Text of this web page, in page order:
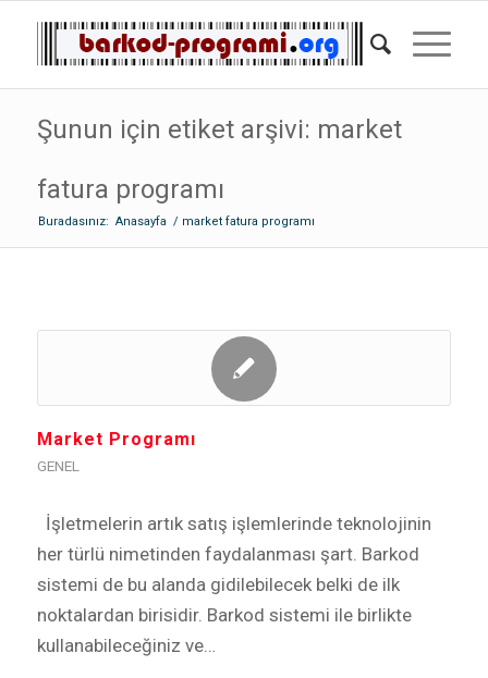
Şunun için etiket arşivi: market
fatura programı
Buradasınız: Anasayfa / market fatura programı
Market Programı
GENEL
İşletmelerin artık satış işlemlerinde teknolojinin
her türlü nimetinden faydalanması şart. Barkod
sistemi de bu alanda gidilebilecek belki de ilk
noktalardan birisidir. Barkod sistemi ile birlikte
kullanabileceğiniz ve…